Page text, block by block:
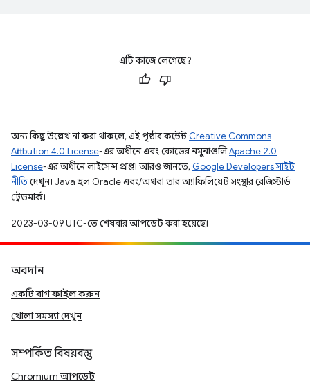
এটি কাজে লেগেছে?
অন্য কিছু উল্লেখ না করা থাকলে, এই পৃষ্ঠার কন্টেন্ট Creative Commons
Attribution 4.0 License-এর অধীনে এবং কোডের নমুনাগুলিApache 2.0
License-এর অধীনে লাইসেন্স প্রাপ্ত। আরও জানতে, Google Developers সাইট
নীতিদেখুন। Java হল Oracle এবং/অথবা তার অ্যাফিলিয়েট সংস্থার রেজিস্টার্ড
ট্রেডমার্ক।
2023-03-09 UTC-তে শেষবার আপডেট করা হয়েছে।
অবদান
একটি বাগ ফাইল করুন
খোলা সমস্যা দেখুন
সম্পর্কিত বিষয়বস্তু
Chromium আপডেট